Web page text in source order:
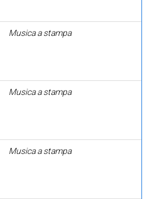
Musica a stampa
Musica a stampa
Musica a stampa